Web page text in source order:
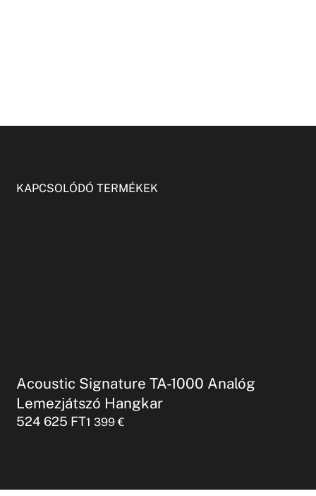
KAPCSOLÓDÓ TERMÉKEK
Acoustic Signature TA-1000 Analóg
Lemezjátszó Hangkar
524 625 FT1 399€